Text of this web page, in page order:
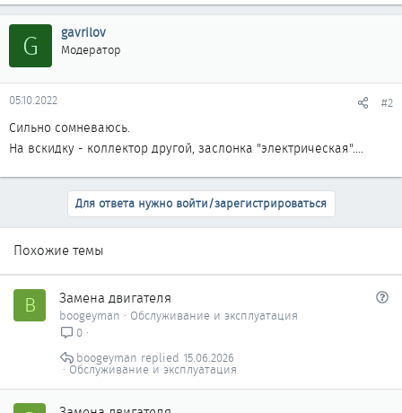
G gavrilov
Модератор
05.10.2022 #2
Сильно сомневаюсь.
На вскидку - коллектор другой, заслонка "электрическая"....
Для ответа нужно войти/зарегистрироваться
Похожие темы
B
В
Замена двигателя
boogeyman
Обслуживание и эксплуатация
0
Обслуживание и эксплуатация
15.06.2026
boogeyman